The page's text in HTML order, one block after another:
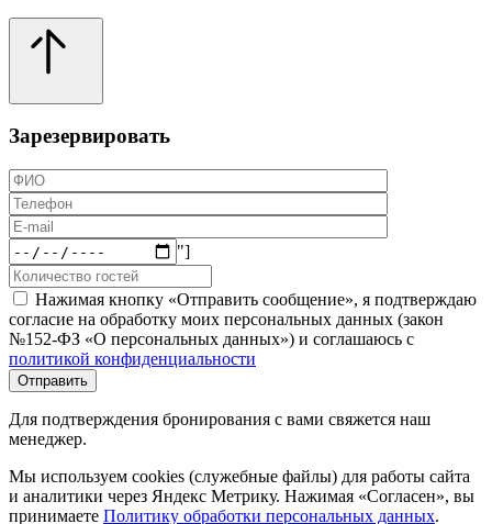
Зарезервировать
"]
Нажимая кнопку «Отправить сообщение», я подтверждаю
согласие на обработку моих персональных данных (закон
№152-ФЗ «О персональных данных») и соглашаюсь с
политикой конфиденциальности
Для подтверждения бронирования с вами свяжется наш
менеджер.
Мы используем cookies (служебные файлы) для работы сайта
и аналитики через Яндекс Метрику. Нажимая «Согласен», вы
принимаете Политику обработки персональных данных.